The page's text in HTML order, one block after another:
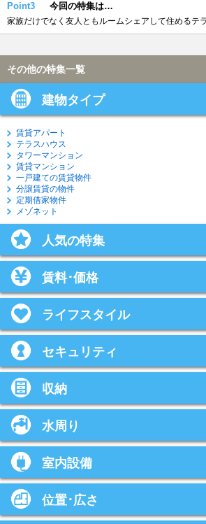
Point3 今回の特集は…
家族だけでなく友人ともルームシェアして住めるテ
その他の特集一覧
建物タイプ
賃貸アパート
テラスハウス
タワーマンション
賃貸マンション
一戸建ての賃貸物件
分譲賃貸の物件
定期借家物件
メゾネット
人気の特集
賃料･価格
ライフスタイル
セキュリティ
収納
水周り
室内設備
位置･広さ